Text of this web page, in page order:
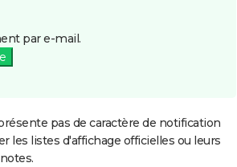
par e-mail.
pas de caractère de notification
les listes d'affichage officielles ou leurs